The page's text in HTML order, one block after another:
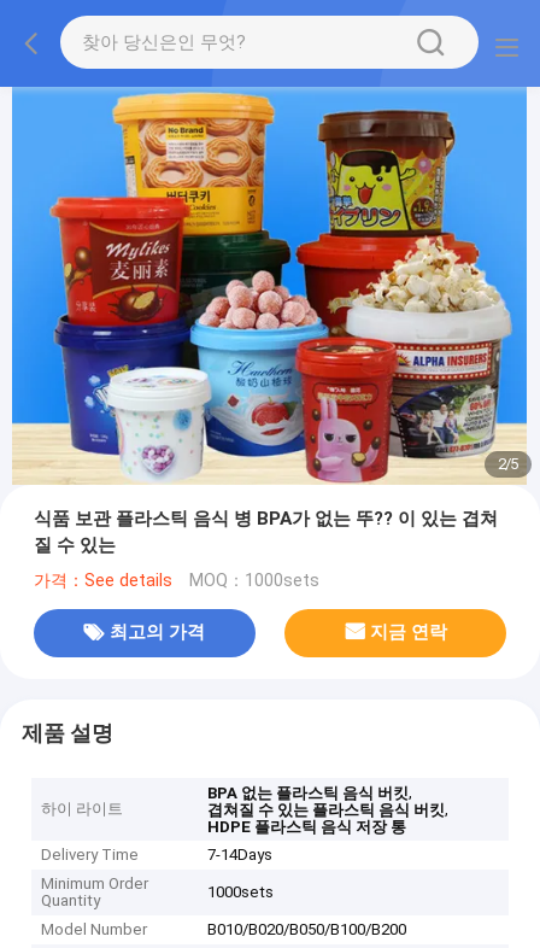
2/5
식품 보관 플라스틱 음식 병 BPA가 없는 뚜?? 이 있는 겹쳐
질 수 있는
가격：See details MOQ：1000sets
최고의 가격 지금 연락
제품 설명
하이 라이트
BPA 없는 플라스틱 음식 버킷,
겹쳐질 수 있는 플라스틱 음식 버킷,
HDPE 플라스틱 음식 저장 통
Delivery Time
7-14Days
Minimum Order
Quantity
1000sets
Model Number
B010/B020/B050/B100/B200